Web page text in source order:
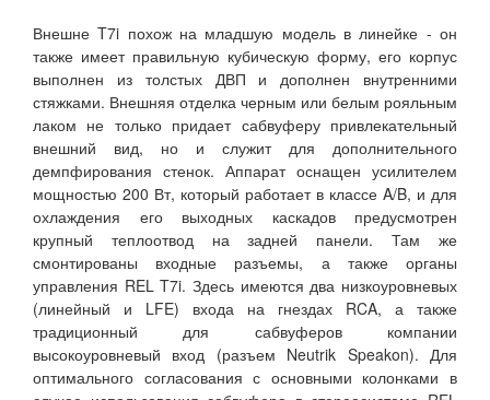
Внешне T7i похож на младшую модель в линейке - он
также имеет правильную кубическую форму, его корпус
выполнен из толстых ДВП и дополнен внутренними
стяжками. Внешняя отделка черным или белым рояльным
лаком не только придает сабвуферу привлекательный
внешний вид, но и служит для дополнительного
демпфирования стенок. Аппарат оснащен усилителем
мощностью 200 Вт, который работает в классе A/B, и для
охлаждения его выходных каскадов предусмотрен
крупный теплоотвод на задней панели. Там же
смонтированы входные разъемы, а также органы
управления REL T7i. Здесь имеются два низкоуровневых
(линейный и LFE) входа на гнездах RCA, а также
традиционный для сабвуферов компании
высокоуровневый вход (разъем Neutrik Speakon). Для
оптимального согласования с основными колонками в